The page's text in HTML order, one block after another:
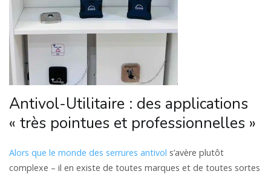
Antivol-Utilitaire : des applications
« très pointues et professionnelles »
Alors que le monde des serrures antivol s’avère plutôt
complexe – il en existe de toutes marques et de toutes sortes